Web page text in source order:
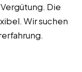
Die
Wir suchen